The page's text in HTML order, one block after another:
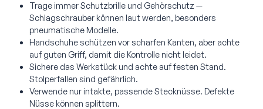
Trage immer Schutzbrille und Gehörschutz —
Schlagschrauber können laut werden, besonders
pneumatische Modelle.
Handschuhe schützen vor scharfen Kanten, aber achte
auf guten Griff, damit die Kontrolle nicht leidet.
Sichere das Werkstück und achte auf festen Stand.
Stolperfallen sind gefährlich.
Verwende nur intakte, passende Stecknüsse. Defekte
Nüsse können splittern.